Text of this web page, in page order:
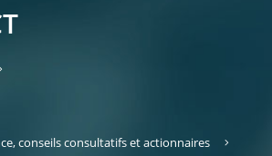
conseils consultatifs et actionnaires